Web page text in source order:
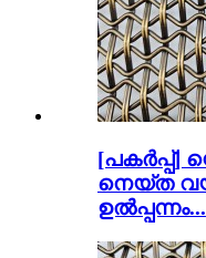
[പകർപ്പ്]
നെയ്ത
ഉൽപ്പന്നം...